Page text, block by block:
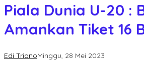
Piala Dunia U-20 :
Amankan Tiket 16
Edi TrionoMinggu, 28 Mei 2023